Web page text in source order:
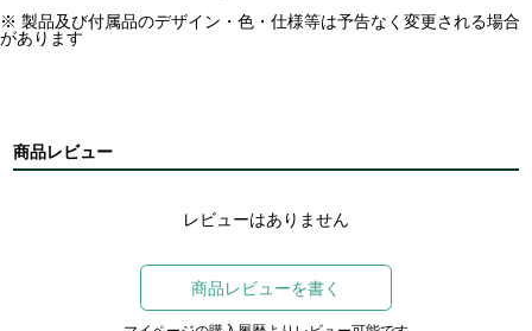
※ 製品及び付属品のデザイン・色・仕様等は予告なく変更される場合
があります
商品レビュー
レビューはありません
商品レビューを書く